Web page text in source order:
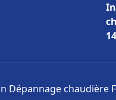
Dépannage chaudière